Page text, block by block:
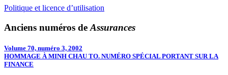
Politique et licence d’utilisation
Anciens numéros de Assurances
Volume 70, numéro 3, 2002
HOMMAGE À MINH CHAU TO. NUMÉRO SPÉCIAL PORTANT SUR LA
FINANCE